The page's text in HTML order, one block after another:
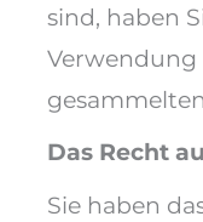
sind, haben
Verwendung
Das Recht
Sie haben